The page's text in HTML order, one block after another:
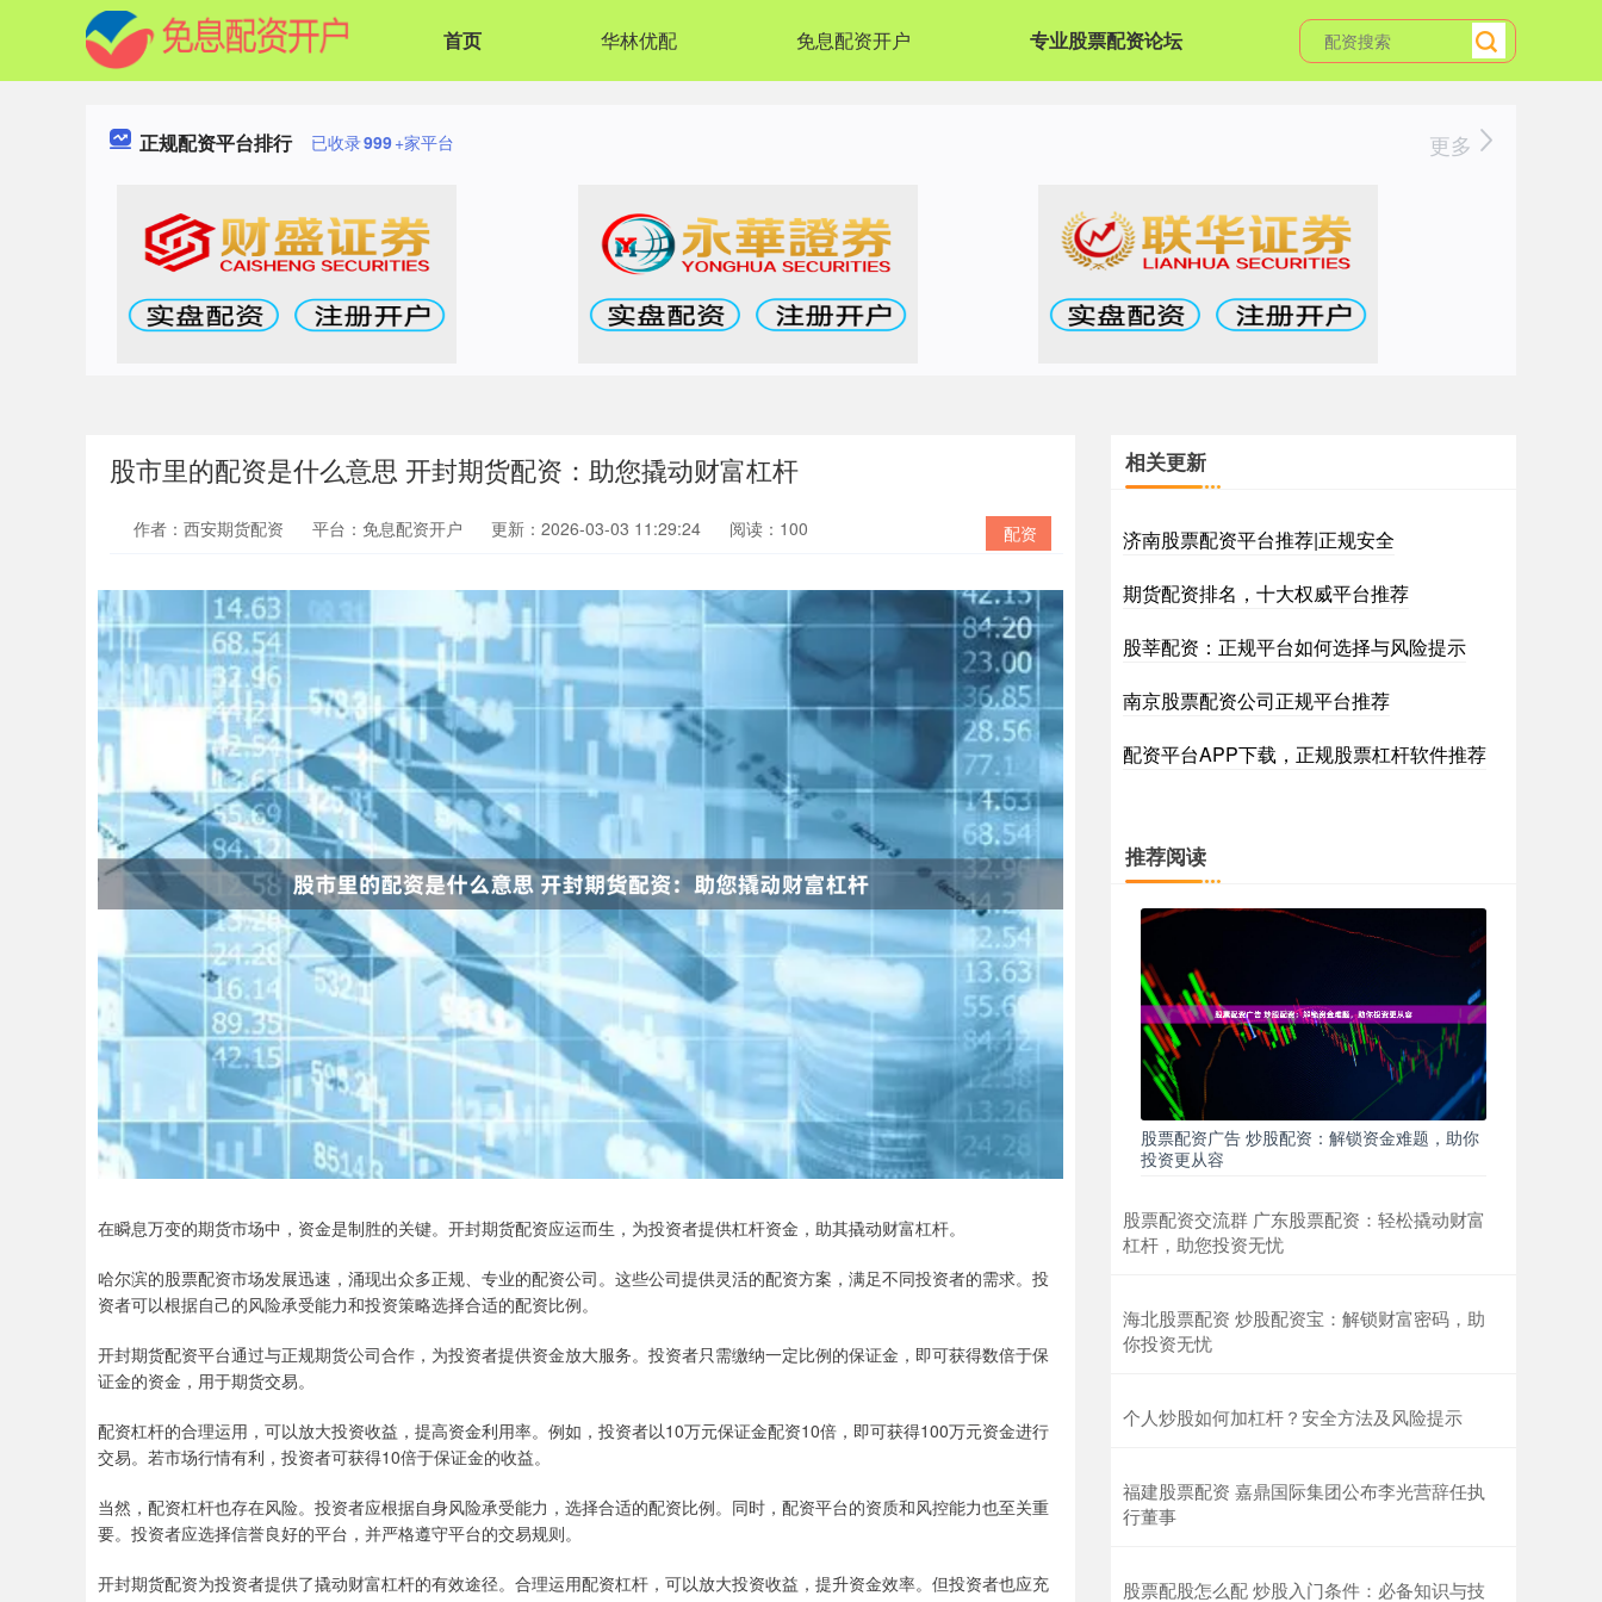
首页 华林优配 免息配资开户 专业股票配资论坛
正规配资平台排行 已收录999+家平台 更多
股市里的配资是什么意思 开封期货配资：助您撬动财富杠杆
配资
作者：西安期货配资 平台：免息配资开户 更新：2026-03-03 11:29:24 阅读：100
在瞬息万变的期货市场中，资金是制胜的关键。开封期货配资应运而生，为投资者提供杠杆资金，助其撬动财富杠杆。
哈尔滨的股票配资市场发展迅速，涌现出众多正规、专业的配资公司。这些公司提供灵活的配资方案，满足不同投资者的需求。投
资者可以根据自己的风险承受能力和投资策略选择合适的配资比例。
开封期货配资平台通过与正规期货公司合作，为投资者提供资金放大服务。投资者只需缴纳一定比例的保证金，即可获得数倍于保
证金的资金，用于期货交易。
配资杠杆的合理运用，可以放大投资收益，提高资金利用率。例如，投资者以10万元保证金配资10倍，即可获得100万元资金进行
交易。若市场行情有利，投资者可获得10倍于保证金的收益。
当然，配资杠杆也存在风险。投资者应根据自身风险承受能力，选择合适的配资比例。同时，配资平台的资质和风控能力也至关重
要。投资者应选择信誉良好的平台，并严格遵守平台的交易规则。
开封期货配资为投资者提供了撬动财富杠杆的有效途径。合理运用配资杠杆，可以放大投资收益，提升资金效率。但投资者也应充
相关更新
济南股票配资平台推荐|正规安全
期货配资排名，十大权威平台推荐
股莘配资：正规平台如何选择与风险提示
南京股票配资公司正规平台推荐
配资平台APP下载，正规股票杠杆软件推荐
推荐阅读
股票配资广告 炒股配资：解锁资金难题，助你
投资更从容
股票配资交流群 广东股票配资：轻松撬动财富
杠杆，助您投资无忧
海北股票配资 炒股配资宝：解锁财富密码，助
你投资无忧
个人炒股如何加杠杆？安全方法及风险提示
福建股票配资 嘉鼎国际集团公布李光营辞任执
行董事
股票配股怎么配 炒股入门条件：必备知识与技